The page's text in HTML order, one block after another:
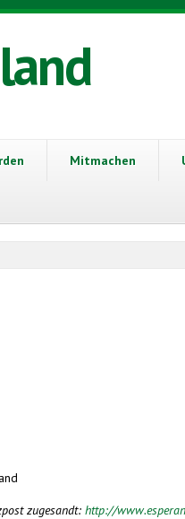
Mitmachen
zugesandt: http://